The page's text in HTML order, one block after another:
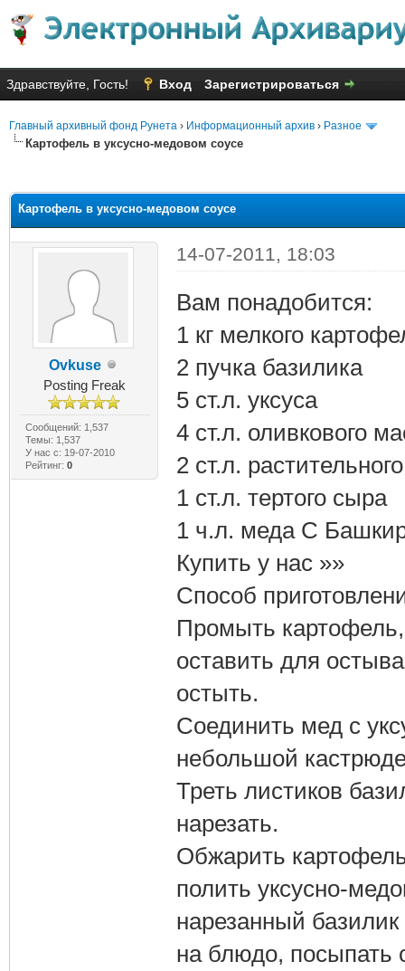
Здравствуйте, Гость! Вход Зарегистрироваться
Главный архивный фонд Рунета › Информационный архив › Разное
Картофель в уксусно-медовом соусе
Картофель в уксусно-медовом соусе
Ovkuse
Posting Freak
Сообщений: 1,537
Темы: 1,537
У нас с: 19-07-2010
Рейтинг: 0
14-07-2011, 18:03
Вам понадобится:
1 кг мелкого
2 пучка базилика
5 ст.л. уксуса
4 ст.л. оливкового
2 ст.л.
1 ст.л. тертого сыра
1 ч.л. меда С
Купить у нас »»
Способ
Промыть
оставить для
остыть.
Соединить мед с
небольшой
Треть листиков
нарезать.
Обжарить
полить уксусно-
нарезанный
на блюдо,